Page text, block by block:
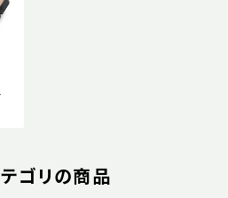
ゴリの商品